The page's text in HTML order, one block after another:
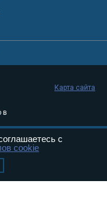
в
Карта сайта
с
cookie